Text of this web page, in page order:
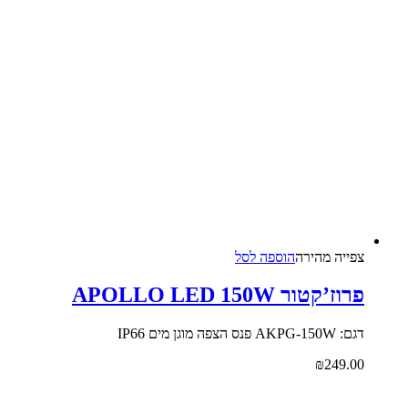
צפייה‬ ‫מהירה‬הוספה לסל
פרוז’קטור APOLLO LED 150W
דגם: AKPG-150W פנס הצפה מוגן מים IP66
₪249.00